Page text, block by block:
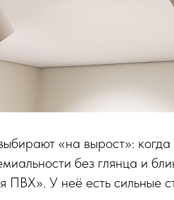
«на вырост»: когда
без глянца и
ПВХ». У неё есть сильные